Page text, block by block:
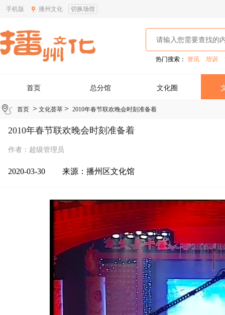
手机版 播州文化 切换场馆
热门搜索： 资讯 培训
首页 总分馆 文化圈
首页 > 文化荟萃 > 2010年春节联欢晚会时刻准备着
2010年春节联欢晚会时刻准备着
作者：超级管理员
2020-03-30 来源： 播州区文化馆